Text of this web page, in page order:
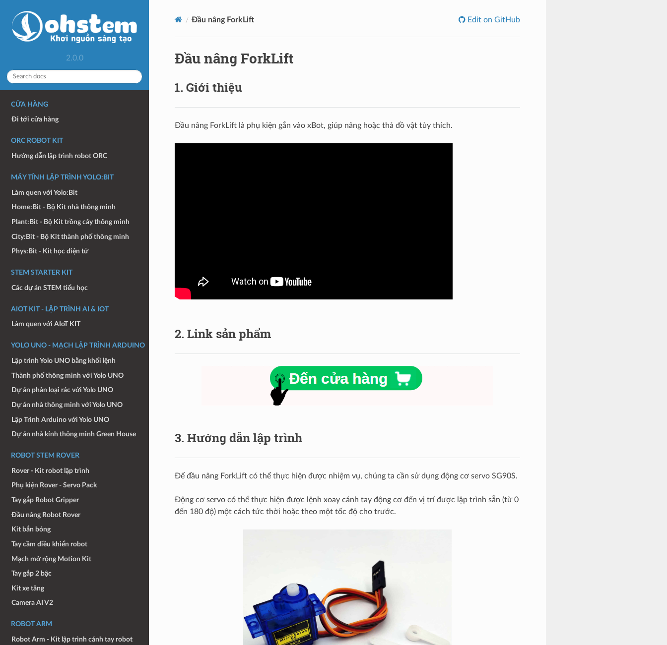
2.0.0
CỬA HÀNG
Đi tới cửa hàng
ORC ROBOT KIT
Hướng dẫn lập trình robot ORC
MÁY TÍNH LẬP TRÌNH YOLO:BIT
Làm quen với Yolo:Bit
Home:Bit - Bộ Kit nhà thông minh
Plant:Bit - Bộ Kit trồng cây thông minh
City:Bit - Bộ Kit thành phố thông minh
Phys:Bit - Kit học điện tử
STEM STARTER KIT
Các dự án STEM tiểu học
AIOT KIT - LẬP TRÌNH AI & IOT
Làm quen với AIoT KIT
YOLO UNO - MẠCH LẬP TRÌNH ARDUINO
Lập trình Yolo UNO bằng khối lệnh
Thành phố thông minh với Yolo UNO
Dự án phân loại rác với Yolo UNO
Dự án nhà thông minh với Yolo UNO
Lập Trình Arduino với Yolo UNO
Dự án nhà kính thông minh Green House
ROBOT STEM ROVER
Rover - Kit robot lập trình
Phụ kiện Rover - Servo Pack
Tay gắp Robot Gripper
Đầu nâng Robot Rover
Kit bắn bóng
Tay cầm điều khiển robot
Mạch mở rộng Motion Kit
Tay gắp 2 bậc
Kit xe tăng
Camera AI V2
ROBOT ARM
Robot Arm - Kit lập trình cánh tay robot
Đầu nâng ForkLift Edit on GitHub
Đầu nâng ForkLift
1. Giới thiệu
Đầu nâng ForkLift là phụ kiện gắn vào xBot, giúp nâng hoặc thả đồ vật tùy thích.
2. Link sản phẩm
3. Hướng dẫn lập trình
Để đầu nâng ForkLift có thể thực hiện được nhiệm vụ, chúng ta cần sử dụng động cơ servo SG90S.
Động cơ servo có thể thực hiện được lệnh xoay cánh tay động cơ đến vị trí được lập trình sẵn (từ 0
đến 180 độ) một cách tức thời hoặc theo một tốc độ cho trước.